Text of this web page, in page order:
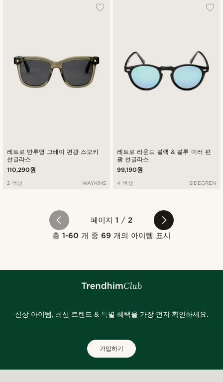
레트로 반투명 그레이 편광 스모키
선글라스
110,290원
2 색상 WAYKINS
레트로 라운드 블랙 & 블루 미러 편
광 선글라스
99,190원
4 색상 SIDEGREN
페이지1 / 2
총 1-60 개 중69 개의 아이템 표시
신상 아이템, 최신 트렌드 & 특별 혜택을 가장 먼저 확인하세요.
가입하기